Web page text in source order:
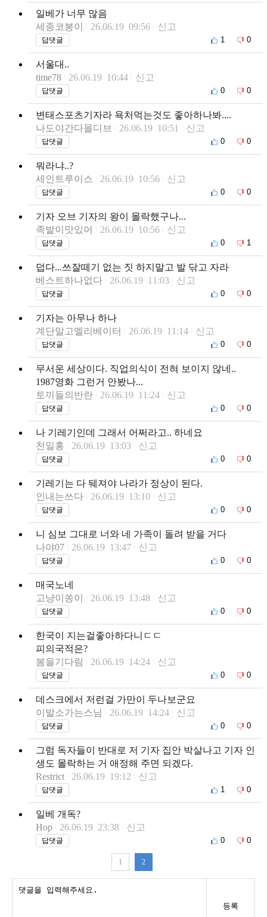
일베가 너무 많음
세종코봉이
26.06.19 09:56 신고
답댓글 1 0
서울대..
time78
26.06.19 10:44 신고
답댓글 0 0
변태스포츠기자라 욕처먹는것도 좋아하나봐....
나도야간다몰디브
26.06.19 10:51 신고
답댓글 0 0
뭐라냐..?
세인트루이스
26.06.19 10:56 신고
답댓글 0 0
기자 오브 기자의 왕이 몰락했구나...
족발이맛있어
26.06.19 10:56 신고
답댓글 0 1
덥다...쓰잘떼기 없는 짓 하지말고 발 닦고 자라
베스트하나없다
26.06.19 11:03 신고
답댓글 0 0
기자는 아무나 하나
계단말고엘리베이터
26.06.19 11:14 신고
답댓글 0 0
무서운 세상이다. 직업의식이 전혀 보이지 않네..
1987영화 그런거 안봤나...
토끼들의반란
26.06.19 11:24 신고
답댓글 0 0
나 기레기인데 그래서 어쩌라고.. 하네요
천일홍
26.06.19 13:03 신고
답댓글 0 0
기레기는 다 뒈져야 나라가 정상이 된다.
인내는쓰다
26.06.19 13:10 신고
답댓글 0 0
니 심보 그대로 너와 네 가족이 돌려 받을 거다
나야07
26.06.19 13:47 신고
답댓글 0 0
매국노네
고냥이쏭이
26.06.19 13:48 신고
답댓글 0 0
한국이 지는걸좋아하다니ㄷㄷ
피의국적은?
봄을기다림
26.06.19 14:24 신고
답댓글 0 0
데스크에서 저런걸 가만이 두나보군요
이발소가는스님
26.06.19 14:24 신고
답댓글 0 0
그럼 독자들이 반대로 저 기자 집안 박살나고 기자 인
생도 몰락하는 거 애정해 주면 되겠다.
Restrict
26.06.19 19:12 신고
답댓글 1 0
일베 개독?
Hop
26.06.19 23:38 신고
답댓글 0 0
1 2
등록